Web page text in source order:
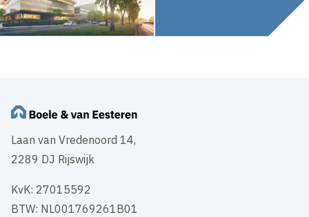
Laan van Vredenoord 14,
2289 DJ Rijswijk
KvK: 27015592
BTW: NL001769261B01